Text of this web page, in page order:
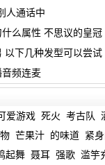
人通话中
么属性 不思议的皇冠
以下几种发型可以尝试
频连麦
爱游戏 死火 考古队
芒果汁 的味道 紧
起舞 聂耳 强歌 滥竽